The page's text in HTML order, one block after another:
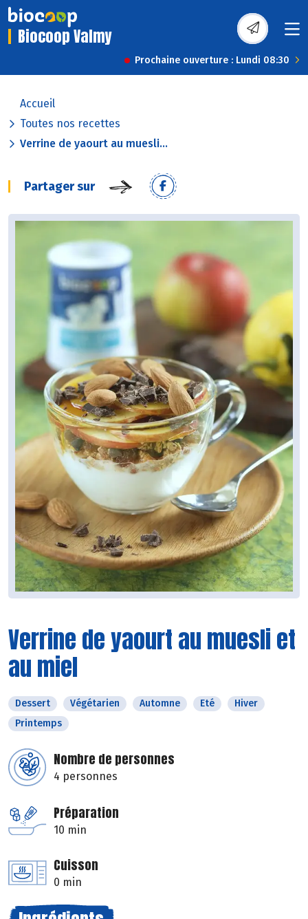
Biocoop Valmy
Prochaine ouverture : Lundi 08:30
Accueil
Toutes nos recettes
Verrine de yaourt au muesli...
Partager sur
Verrine de yaourt au muesli et
au miel
Dessert Végétarien Automne Eté
Hiver
Printemps
Nombre de personnes
4 personnes
Préparation
10 min
Cuisson
0 min